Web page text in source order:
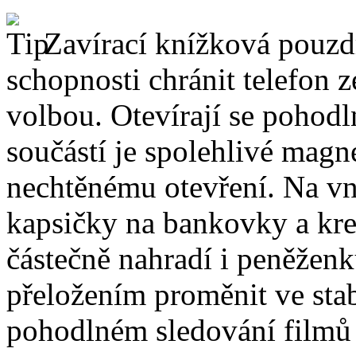
Zavírací knížková
schopnosti chránit telefon
volbou. Otevírají se
součástí je spolehlivé
nechtěnému otevření. Na
kapsičky na bankovky a
částečně nahradí i
přeložením proměnit ve
pohodlném sledování